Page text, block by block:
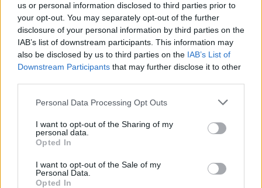
us or personal information disclosed to third parties prior to
your opt-out. You may separately opt-out of the further
disclosure of your personal information by third parties on the
IAB’s list of downstream participants. This information may
also be disclosed by us to third parties on the IAB’s List of
Downstream Participants that may further disclose it to other
Please note that this website/app uses one or more Google
not limited to your visit or usage behaviour. You may click to
grant or deny consent to Google and its third-party tags to
use your data for below specified purposes in below Google
consent section.
Personal Data Processing Opt Outs
I want to opt-out of the Sharing of my
personal data.
Opted In
I want to opt-out of the Sale of my
Personal Data.
Opted In
Informacje o składach i strzelcach
W miarę dostępności danych, publikujemyskłady wyjściowe,
rezerwowych, zmiany oraz listę strzelców bramek. Informacje te
aktualizujemy zależnie od poziomu ligi i dostępnych źródeł.
Śledź mecze swojej drużyny
informacje oterminach meczów, wynikach, transferach i newsach
PodkarpacieLive.pl to największa baza meczów lokalnych drużyn
piłkarskichw województwie. Sprawdź nasze relacje, śledź ulubioną ligę i
bądź na bieżąco z wydarzeniami z boisk!
Analiza przed meczem: Brzostowianka Brzostek vs Lechia
Sędziszów Małopolski